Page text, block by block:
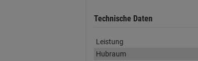
Technische Daten
Leistung
Hubraum